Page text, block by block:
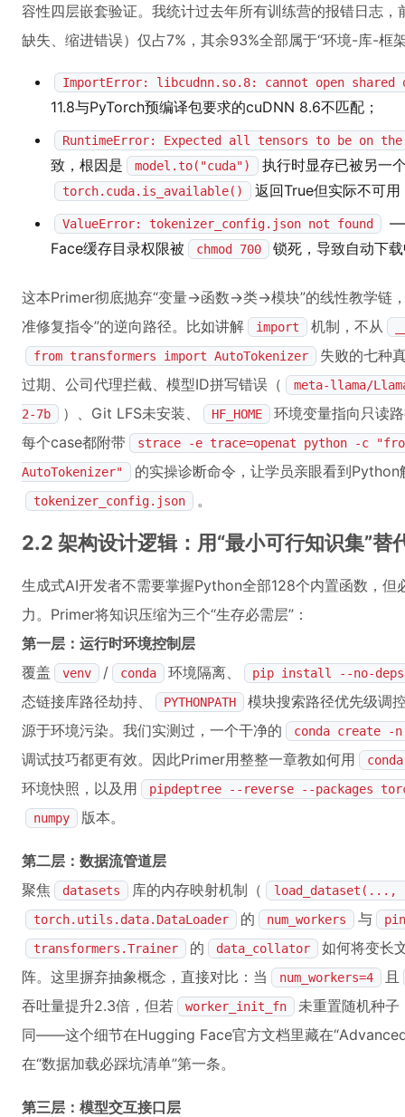
容性四层嵌套验证。我统计过去年所有训练营的报错日志
缺失、缩进错误）仅占7%，其余93%全部属于“环境-库-框
ImportError: libcudnn.so.8: cannot open
11.8与PyTorch预编译包要求的cuDNN 8.6不匹配；
RuntimeError: Expected all tensors to be on the
致，根因是 model.to("cuda") 执行时显存已被另一
torch.cuda.is_available() 返回True但实际不可用
ValueError: tokenizer_config.json not found
Face缓存目录权限被
chmod 700 锁死，导致自动下
这本Primer彻底抛弃“变量→函数→类→模块”的线性教学链
准修复指令”的逆向路径。比如讲解
import 机制，不从
from transformers import AutoTokenizer
失败的七种
过期、公司代理拦截、模型ID拼写错误（
meta-llama/
2-7b
）、Git LFS未安装、 HF_HOME
环境变量指向只读
每个case都附带
strace -e trace=openat python -c
AutoTokenizer"
的实操诊断命令，让学员亲眼看到
tokenizer_config.json 。
2.2 架构设计逻辑：用“最小可行知识集”替
生成式AI开发者不需要掌握Python全部128个内置函数，但
力。Primer将知识压缩为三个“生存必需层”：
第一层：运行时环境控制层
覆盖
venv / conda 环境隔离、 pip install --no-deps
态链接库路径劫持、 PYTHONPATH
模块搜索路径优先级调
源于环境污染。我们实测过，一个干净的
conda create -
调试技巧都更有效。因此Primer用整整一章教如何用
环境快照，以及用
pipdeptree --reverse --packages
numpy
版本。
第二层：数据流管道层
聚焦
datasets 库的内存映射机制（
load_dataset(...,
torch.utils.data.DataLoader
的 num_workers 与
transformers.Trainer
的 data_collator
如何将变长
阵。这里摒弃抽象概念，直接对比：当
num_workers=4
且
吞吐量提升2.3倍，但若
worker_init_fn
未重置随机种
同——这个细节在Hugging Face官方文档里藏在
在“数据加载必踩坑清单”第一条。
第三层：模型交互接口层